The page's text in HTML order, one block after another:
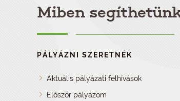
Miben
PÁLYÁZNI SZERETNÉK
Aktuális pályázati felhívások
Először pályázom